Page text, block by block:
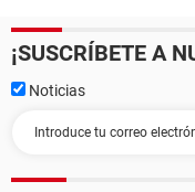
¡SUSCRÍBETE A
Noticias